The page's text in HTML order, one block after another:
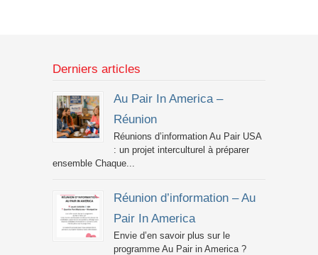
Derniers articles
Au Pair In America –
Réunion
Réunions d’information Au Pair USA
: un projet interculturel à préparer
ensemble Chaque...
Réunion d’information – Au
Pair In America
Envie d’en savoir plus sur le
programme Au Pair in America ?